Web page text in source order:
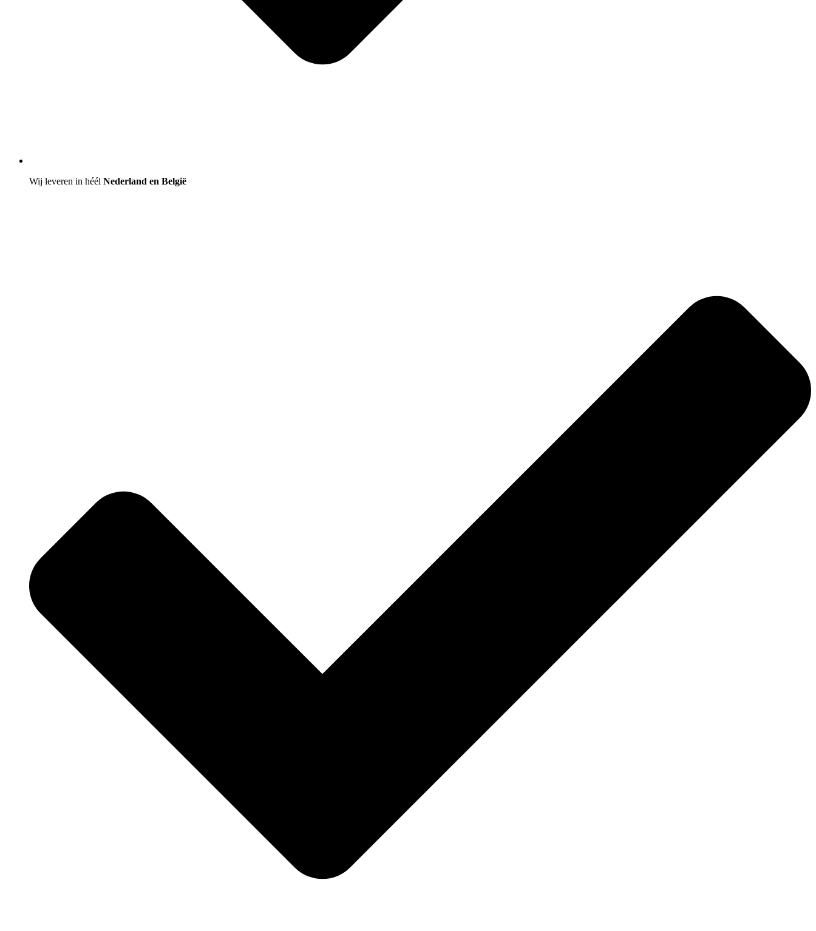
Wij leveren in héél Nederland en België